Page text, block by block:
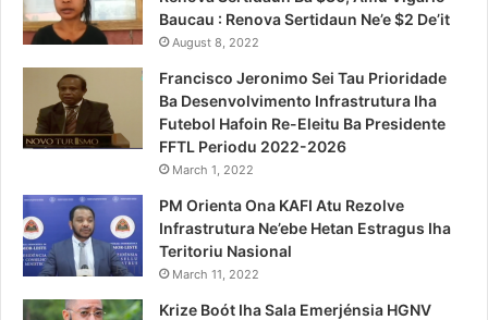
Baucau : Renova Sertidaun Ne’e $2 De’it
August 8, 2022
Francisco Jeronimo Sei Tau Prioridade
Ba Desenvolvimento Infrastrutura Iha
Futebol Hafoin Re-Eleitu Ba Presidente
FFTL Periodu 2022-2026
March 1, 2022
PM Orienta Ona KAFI Atu Rezolve
Infrastrutura Ne’ebe Hetan Estragus Iha
Teritoriu Nasional
March 11, 2022
Krize Boót Iha Sala Emerjénsia HGNV